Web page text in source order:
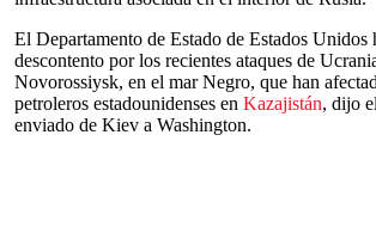
El Departamento de Estado de Estados Unidos
descontento por los recientes ataques de
Novorossiysk, en el mar Negro, que han
petroleros estadounidenses en Kazajistán, dijo
enviado de Kiev a Washington.